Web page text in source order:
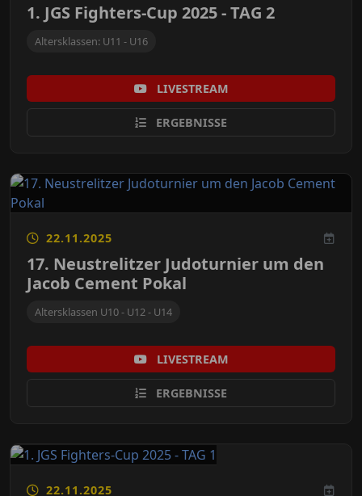
1. JGS Fighters-Cup 2025 - TAG 2
Altersklassen: U11 - U16
LIVESTREAM
ERGEBNISSE
22.11.2025
17. Neustrelitzer Judoturnier um den
Jacob Cement Pokal
Altersklassen U10 - U12 - U14
LIVESTREAM
ERGEBNISSE
22.11.2025